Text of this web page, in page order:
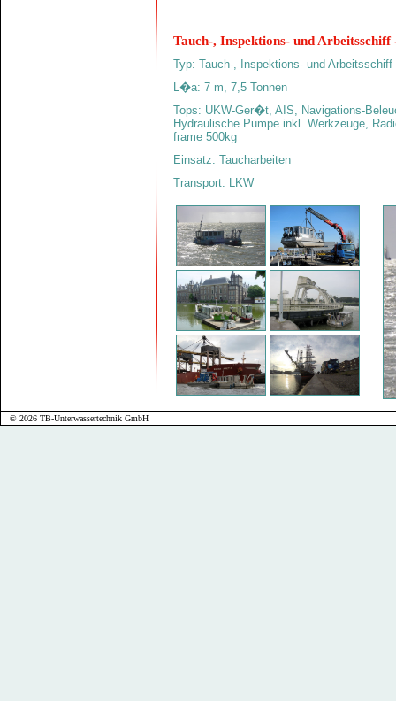
Tauch-, Inspektions- und Arbeitsschiff
Typ: Tauch-, Inspektions- und Arbeitsschiff
L�a: 7 m, 7,5 Tonnen
Tops: UKW-Ger�t, AIS, Navigations-
Hydraulische Pumpe inkl. Werkzeuge,
frame 500kg
Einsatz: Taucharbeiten
Transport: LKW
© 2026 TB-Unterwassertechnik GmbH